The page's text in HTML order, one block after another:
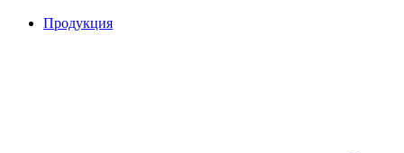
Продукция